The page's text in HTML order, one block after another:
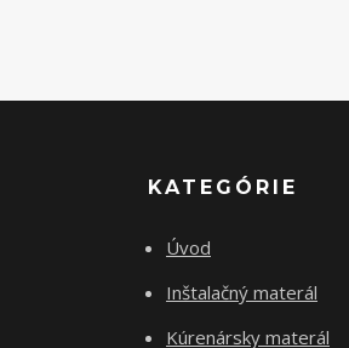
KATEGÓRIE
Úvod
Inštalačný materál
Kúrenársky materál